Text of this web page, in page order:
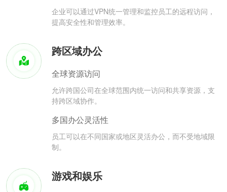
企业可以通过VPN统一管理和监控员工的远程访问，
提高安全性和管理效率。
跨区域办公
全球资源访问
允许跨国公司在全球范围内统一访问和共享资源，支
持跨区域协作。
多国办公灵活性
员工可以在不同国家或地区灵活办公，而不受地域限
制。
游戏和娱乐